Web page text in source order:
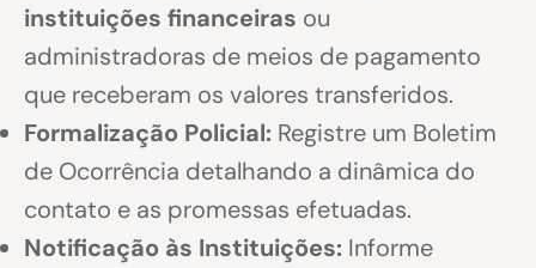
instituições financeiras ou
administradoras de meios de pagamento
que receberam os valores transferidos.
Formalização Policial: Registre um Boletim
de Ocorrência detalhando a dinâmica do
contato e as promessas efetuadas.
Notificação às Instituições: Informe